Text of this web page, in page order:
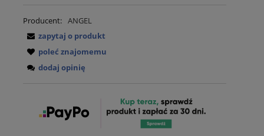
Producent: ANGEL
zapytaj o produkt
poleć znajomemu
dodaj opinię